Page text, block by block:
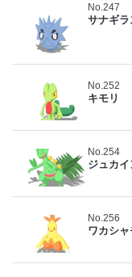
No.247
サナギラ
No.252
キモリ
No.254
ジュカイ
No.256
ワカシャ